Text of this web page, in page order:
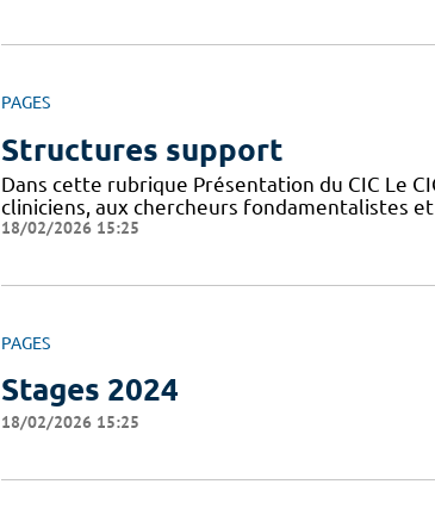
PAGES
Structures support
Dans cette rubrique Présentation du CIC Le
cliniciens, aux chercheurs fondamentalistes
18/02/2026 15:25
PAGES
Stages 2024
18/02/2026 15:25